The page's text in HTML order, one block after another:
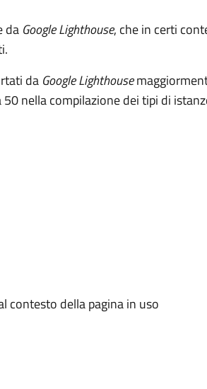
da Google Lighthouse, che in certi
da Google Lighthouse
nella compilazione dei tipi di
contesto della pagina in uso